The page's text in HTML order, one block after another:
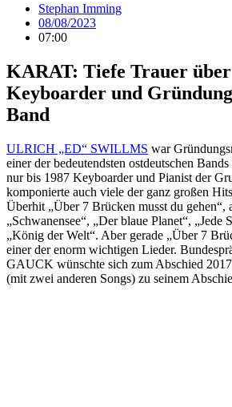
Stephan Imming
08/08/2023
07:00
KARAT: Tiefe Trauer
Keyboarder und
Band
ULRICH „ED“ SWILLMS war
einer der bedeutendsten ostdeutschen
nur bis 1987 Keyboarder und Pianist der
komponierte auch viele der ganz großen
Überhit „Über 7 Brücken musst du gehen“,
„Schwanensee“, „Der blaue Planet“, „Jede
„König der Welt“. Aber gerade „Über 7
einer der enorm wichtigen Lieder.
GAUCK wünschte sich zum Abschied
(mit zwei anderen Songs) zu seinem